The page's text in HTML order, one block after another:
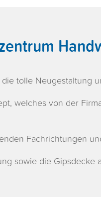
tolle Neugestaltung
welches von der
Fachrichtungen
sowie die